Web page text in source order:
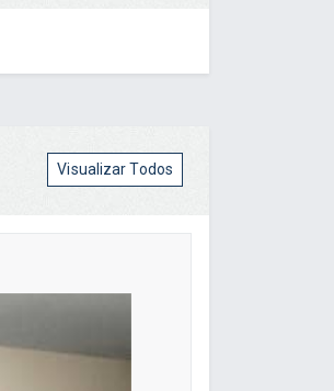
Visualizar Todos